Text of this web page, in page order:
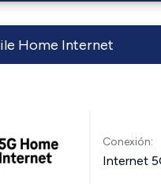
Home Internet
Conexión:
Internet